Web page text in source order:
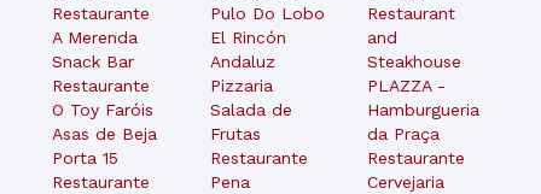
Restaurante
A Merenda
Snack Bar
Restaurante
O Toy Faróis
Asas de Beja
Porta 15
Restaurante
Pulo Do Lobo
El Rincón
Andaluz
Pizzaria
Salada de
Frutas
Restaurante
Pena
Restaurant
and
Steakhouse
PLAZZA -
Hamburgueria
da Praça
Restaurante
Cervejaria